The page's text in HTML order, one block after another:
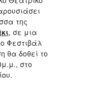
της
, σε μια
Φεστιβάλ
θα δοθεί το
στο